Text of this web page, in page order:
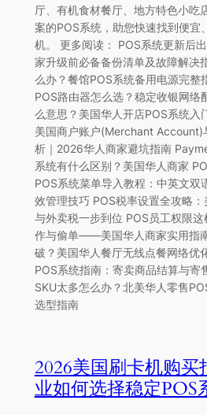
厅、有机食材餐厅、地方特色小吃
案的POS系统，助您快速找到便宜
机。 更多阅读： POS系统更新后
家升级前必备备份清单及故障解决
么办？餐馆POS系统备用电源完整
POS路由器怎么选？稳定收银网络
么意思？美国华人开店POS系统入
美国商户账户(Merchant Account)
析｜2026华人商家避坑指南
系统有什么区别？美国华人商家
POS系统菜单导入教程：中英文双
效管理技巧 POS税率设置全攻略
与外卖税一步到位 POS员工权限
作与偷单——美国华人商家实用指
破？美国华人餐厅无线点餐网络优
POS系统指南：寄卖商品结算与寄
SKU太多怎么办？北美华人零售
选型指南
2026美国刷卡机购买
业如何选择稳定POS